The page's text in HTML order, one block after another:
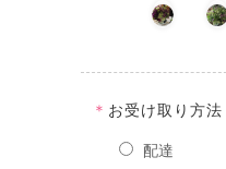
＊ お受け取り方法
配達